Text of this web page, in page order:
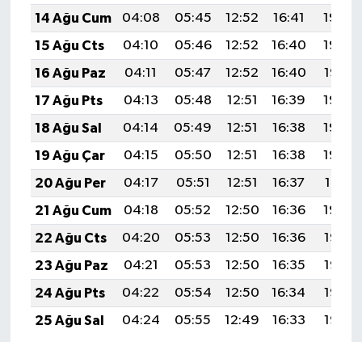
14 Ağu Cum
04:08 05:45 12:52 16:41
19:49
15 Ağu Cts
04:10 05:46 12:52 16:40
19:48
16 Ağu Paz
04:11 05:47 12:52 16:40
19:47
17 Ağu Pts
04:13 05:48 12:51 16:39
19:45
18 Ağu Sal
04:14 05:49 12:51 16:38
19:44
19 Ağu Çar
04:15 05:50 12:51 16:38
19:42
20 Ağu Per
04:17 05:51 12:51 16:37
19:41
21 Ağu Cum
04:18 05:52 12:50 16:36
19:39
22 Ağu Cts
04:20 05:53 12:50 16:36
19:38
23 Ağu Paz
04:21 05:53 12:50 16:35
19:36
24 Ağu Pts
04:22 05:54 12:50 16:34
19:35
25 Ağu Sal
04:24 05:55 12:49 16:33 19:33